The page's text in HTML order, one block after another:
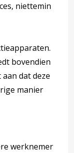
niettemin
bovendien
dat deze
manier
werknemer